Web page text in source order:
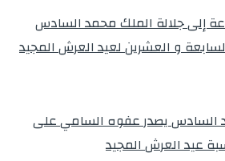
إلى جلالة الملك محمد السادس
و العشرين لعيد العرش المجيد
السادس يصدر عفوه السامي على